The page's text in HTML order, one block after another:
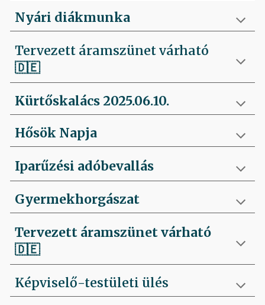
Nyári diákmunka
Tervezett áramszünet várható
🇩🇪
Kürtőskalács 2025.06.10.
Hősök Napja
Iparűzési adóbevallás
Gyermekhorgászat
Tervezett áramszünet várható
🇩🇪
Képviselő-testületi ülés